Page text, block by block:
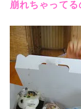
崩れちゃって